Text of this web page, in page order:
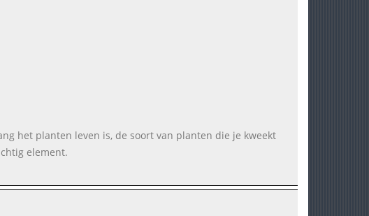
het planten leven is, de soort van planten die je kweekt
element.